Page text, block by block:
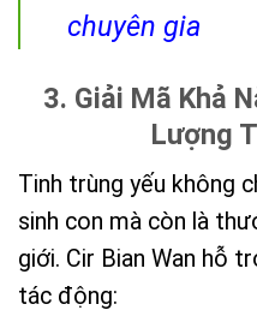
chuyên gia
3. Giải Mã Khả
Lượng
Tinh trùng yếu không
sinh con mà còn là
giới. Cir Bian Wan hỗ
tác động: